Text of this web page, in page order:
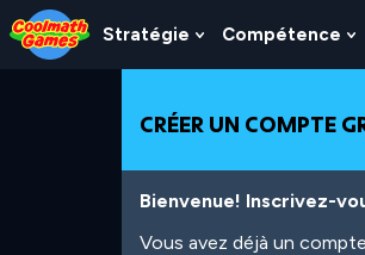
Skip
to
Top
Skip
to
Navigation
Skip
to
Main
Skip
to
Footer
Aller
au
contenu
Stratégie
Show
Submenu
Stratégie
Compétence
CRÉER UN COMPTE
Bienvenue! Inscrivez-
Vous avez déjà un